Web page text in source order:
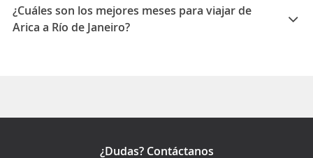
Janeiro es 25:26
¿Cuáles son los mejores meses para viajar de
Arica a Río de Janeiro?
¿Dudas? Contáctanos